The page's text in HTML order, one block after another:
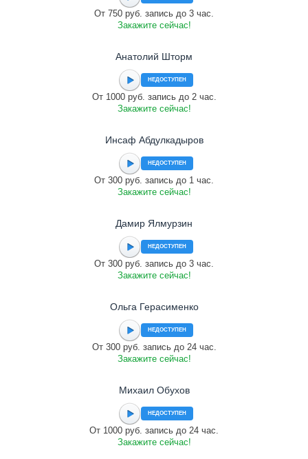
От 750 руб. запись до 3 час.
Закажите сейчас!
Анатолий Шторм
НЕДОСТУПЕН
От 1000 руб. запись до 2 час.
Закажите сейчас!
Инсаф Абдулкадыров
НЕДОСТУПЕН
От 300 руб. запись до 1 час.
Закажите сейчас!
Дамир Ялмурзин
НЕДОСТУПЕН
От 300 руб. запись до 3 час.
Закажите сейчас!
Ольга Герасименко
НЕДОСТУПЕН
От 300 руб. запись до 24 час.
Закажите сейчас!
Михаил Обухов
НЕДОСТУПЕН
От 1000 руб. запись до 24 час.
Закажите сейчас!